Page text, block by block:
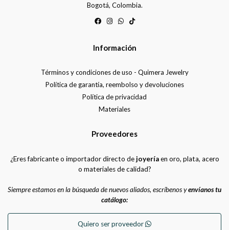
Bogotá, Colombia.
Información
Términos y condiciones de uso - Quimera Jewelry
Política de garantía, reembolso y devoluciones
Política de privacidad
Materiales
Proveedores
¿Eres fabricante o importador directo dejoyeríaen oro, plata, acero
o materiales de calidad?
Siempre estamos en la búsqueda de nuevos aliados, escríbenos yenvíanos tu
catálogo:
Quiero ser proveedor